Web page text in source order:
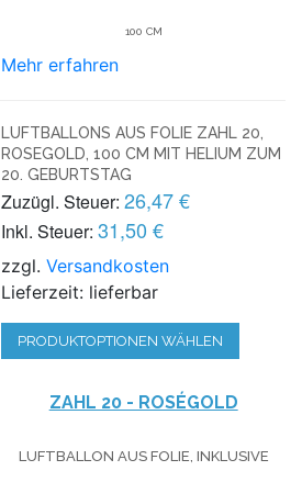
100 CM
Mehr erfahren
LUFTBALLONS AUS FOLIE ZAHL 20,
ROSEGOLD, 100 CM MIT HELIUM ZUM
20. GEBURTSTAG
Zuzügl. Steuer: 26,47 €
Inkl. Steuer: 31,50 €
zzgl.Versandkosten
Lieferzeit: lieferbar
PRODUKTOPTIONEN WÄHLEN
ZAHL 20 - ROSÉGOLD
LUFTBALLON AUS FOLIE, INKLUSIVE